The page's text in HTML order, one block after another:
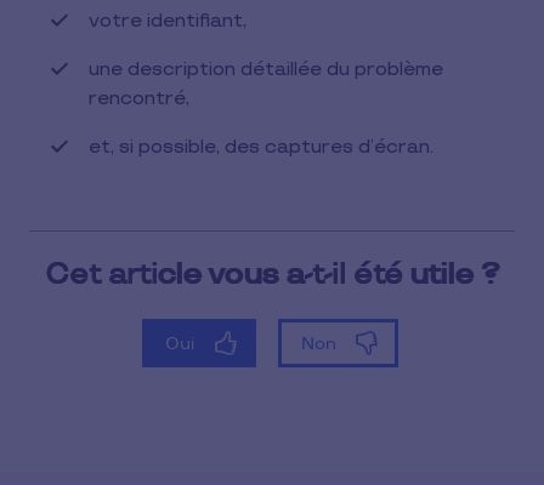
votre identifiant,
une description détaillée du problème
rencontré,
et, si possible, des captures d’écran.